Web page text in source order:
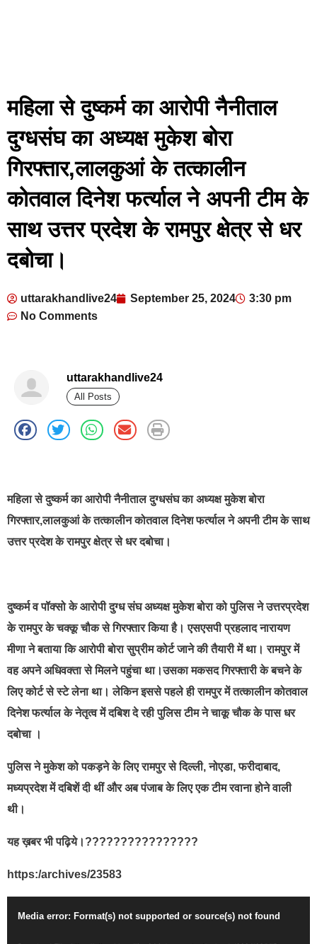
महिला से दुष्कर्म का आरोपी नैनीताल
दुग्धसंघ का अध्यक्ष मुकेश बोरा
गिरफ्तार,लालकुआं के तत्कालीन
कोतवाल दिनेश फर्त्याल ने अपनी टीम के
साथ उत्तर प्रदेश के रामपुर क्षेत्र से धर
दबोचा।
uttarakhandlive24 September 25, 2024
3:30 pm
No Comments
uttarakhandlive24
All Posts
महिला से दुष्कर्म का आरोपी नैनीताल दुग्धसंघ का अध्यक्ष मुकेश बोरा
गिरफ्तार,लालकुआं के तत्कालीन कोतवाल दिनेश फर्त्याल ने अपनी टीम के साथ
उत्तर प्रदेश के रामपुर क्षेत्र से धर दबोचा।
दुष्कर्म व पॉक्सो के आरोपी दुग्ध संघ अध्यक्ष मुकेश बोरा को पुलिस ने उत्तरप्रदेश
के रामपुर के चक्कू चौक से गिरफ्तार किया है। एसएसपी प्रहलाद नारायण
मीणा ने बताया कि आरोपी बोरा सुप्रीम कोर्ट जाने की तैयारी में था। रामपुर में
वह अपने अधिवक्ता से मिलने पहुंचा था।उसका मकसद गिरफ्तारी के बचने के
लिए कोर्ट से स्टे लेना था। लेकिन इससे पहले ही रामपुर में तत्कालीन कोतवाल
दिनेश फर्त्याल के नेतृत्व में दबिश दे रही पुलिस टीम ने चाकू चौक के पास धर
दबोचा ।
पुलिस ने मुकेश को पकड़ने के लिए रामपुर से दिल्ली, नोएडा, फरीदाबाद,
मध्यप्रदेश में दबिशें दी थीं और अब पंजाब के लिए एक टीम रवाना होने वाली
थी।
यह ख़बर भी पढ़िये।????????????????
https:/archives/23583
Media error: Format(s) not supported or source(s) not found